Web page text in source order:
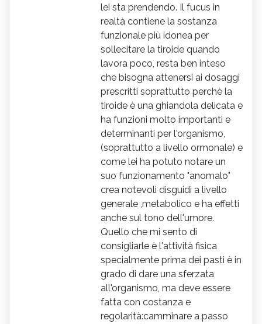
lei sta prendendo. Il fucus in
realtà contiene la sostanza
funzionale più idonea per
sollecitare la tiroide quando
lavora poco, resta ben inteso
che bisogna attenersi ai dosaggi
prescritti soprattutto perchè la
tiroide è una ghiandola delicata e
ha funzioni molto importanti e
determinanti per l'organismo,
(soprattutto a livello ormonale) e
come lei ha potuto notare un
suo funzionamento "anomalo"
crea notevoli disguidi a livello
generale ,metabolico e ha effetti
anche sul tono dell'umore.
Quello che mi sento di
consigliarle è l'attività fisica
specialmente prima dei pasti è in
grado di dare una sferzata
all'organismo, ma deve essere
fatta con costanza e
regolarità:camminare a passo